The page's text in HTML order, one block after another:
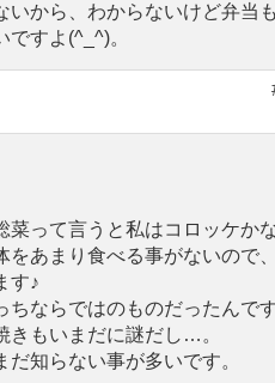
いから、わからないけど弁当
ですよ(^_^)。
菜って言うと私はコロッケか
をあまり食べる事がないので
す♪
ちならではのものだったんで
きもいまだに謎だし…。
だ知らない事が多いです。